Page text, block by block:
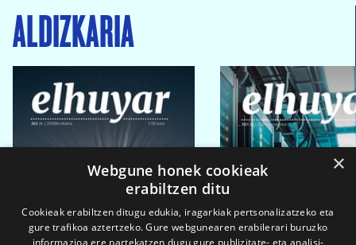
ALDIZKARIA
×
Webgune honek cookieak
erabiltzen ditu
Cookieak erabiltzen ditugu edukia, iragarkiak pertsonalizatzeko eta
gure trafikoa aztertzeko. Gure webgunearen erabilerari buruzko
informazioa ere partekatzen dugu gure publizitate- eta analisi-